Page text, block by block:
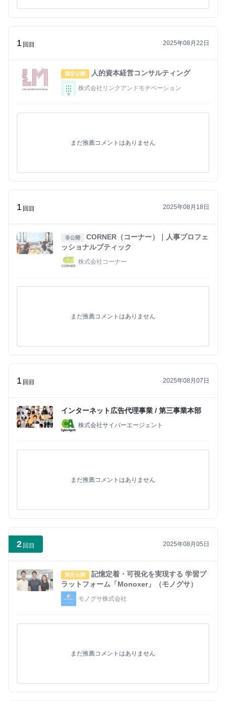
1 回目 2025年08月22日
限定公開 人的資本経営コンサルティング
株式会社リンクアンドモチベーション
まだ推薦コメントはありません
1 回目 2025年08月18日
非公開
CORNER（コーナー）｜人事プロフェ
ッショナルブティック
株式会社コーナー
まだ推薦コメントはありません
1 回目 2025年08月07日
インターネット広告代理事業 / 第三事業本部
株式会社サイバーエージェント
まだ推薦コメントはありません
2 回目 2025年08月05日
限定公開
記憶定着・可視化を実現する 学習プ
ラットフォーム「Monoxer」（モノグサ）
モノグサ株式会社
まだ推薦コメントはありません